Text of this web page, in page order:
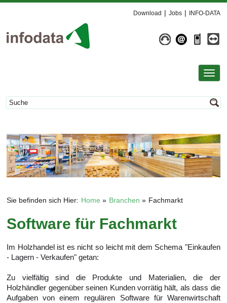
Download Jobs INFO-DATA
Sie befinden sich Hier: Home Branchen Fachmarkt
Software für Fachmarkt
Im Holzhandel ist es nicht so leicht mit dem Schema "Einkaufen
- Lagern - Verkaufen" getan:
Zu vielfältig sind die Produkte und Materialien, die der
Holzhändler gegenüber seinen Kunden vorrätig hält, als dass die
Aufgaben von einem regulären Software für Warenwirtschaft